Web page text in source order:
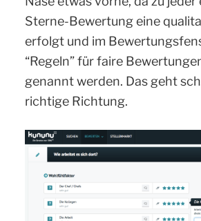
Sterne-Bewertung eine
erfolgt und im
“Regeln” für faire
genannt werden. Das geht
richtige Richtung.